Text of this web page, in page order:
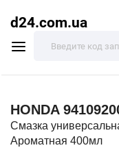
d24.com.ua
HONDA
Смазка
Ароматная 400мл